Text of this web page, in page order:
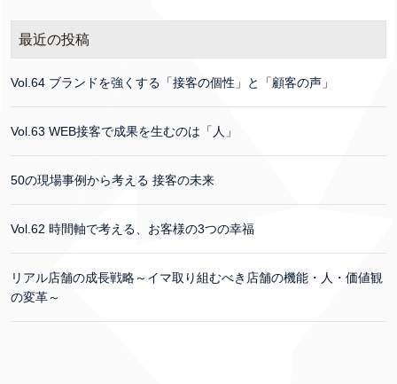
最近の投稿
Vol.64 ブランドを強くする「接客の個性」と「顧客の声」
Vol.63 WEB接客で成果を生むのは「人」
50の現場事例から考える 接客の未来
Vol.62 時間軸で考える、お客様の3つの幸福
リアル店舗の成長戦略～イマ取り組むべき店舗の機能・人・価値観
の変革～